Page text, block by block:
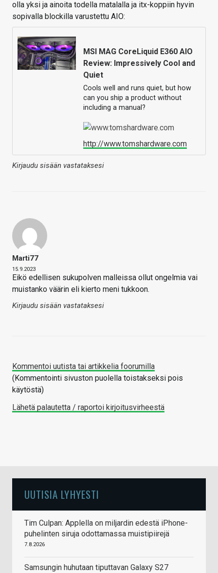
olla yksi ja ainoita todella matalalla ja itx-koppiin hyvin
sopivalla blockilla varustettu AIO:
MSI MAG CoreLiquid E360 AIO
Review: Impressively Cool and
Quiet
Cools well and runs quiet, but how
can you ship a product without
including a manual?
http://www.tomshardware.com
Kirjaudu sisään vastataksesi
Marti77
15.9.2023
Eikö edellisen sukupolven malleissa ollut ongelmia vai
muistanko väärin eli kierto meni tukkoon.
Kirjaudu sisään vastataksesi
Kommentoi uutista tai artikkelia foorumilla
(Kommentointi sivuston puolella toistakseksi pois
käytöstä)
Lähetä palautetta / raportoi kirjoitusvirheestä
UUTISIA LYHYESTI
Tim Culpan: Applella on miljardin edestä iPhone-
puhelinten siruja odottamassa muistipiirejä
7.8.2026
Samsungin huhutaan tiputtavan Galaxy S27